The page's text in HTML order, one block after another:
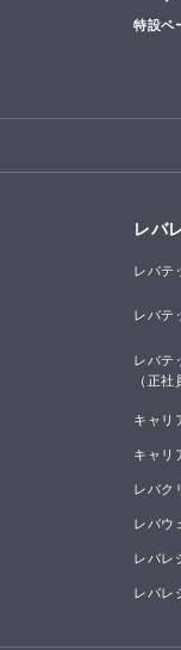
特設ペ
レバ
レバテ
レバテ
レバテ
（正
キャリ
キャリ
レバク
レバウ
レバレ
レバレ